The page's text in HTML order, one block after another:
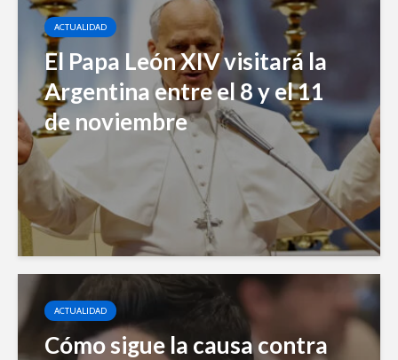
ACTUALIDAD
El Papa León XIV visitará la
Argentina entre el 8 y el 11
de noviembre
ACTUALIDAD
Cómo sigue la causa contra